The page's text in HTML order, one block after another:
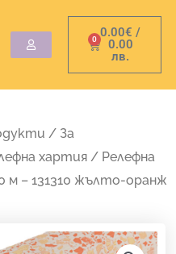
0.00€ /
0.00
лв.
0
Cart
/ За
хартия/ Релефна
м – 131310 жълто-оранж